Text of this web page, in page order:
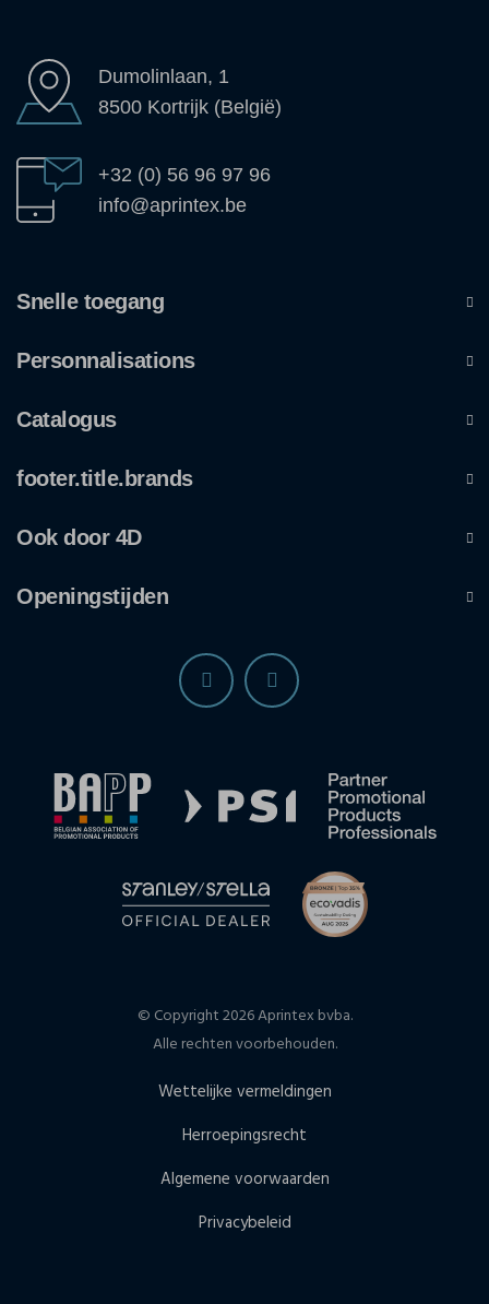
Dumolinlaan, 1
8500 Kortrijk (België)
+32 (0) 56 96 97 96
info@aprintex.be
Snelle toegang
Personnalisations
Catalogus
footer.title.brands
Ook door 4D
Openingstijden
© Copyright 2026 Aprintex bvba.
Alle rechten voorbehouden.
Wettelijke vermeldingen
Herroepingsrecht
Algemene voorwaarden
Privacybeleid